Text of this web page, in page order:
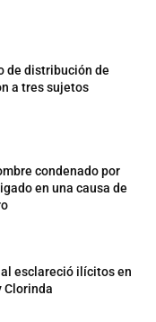
de distribución de
a tres sujetos
condenado por
en una causa de
esclareció ilícitos en
Clorinda